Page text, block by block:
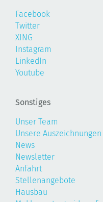
Facebook
Twitter
XING
Instagram
LinkedIn
Youtube
Sonstiges
Unser Team
Unsere Auszeichnungen
News
Newsletter
Anfahrt
Stellenangebote
Hausbau